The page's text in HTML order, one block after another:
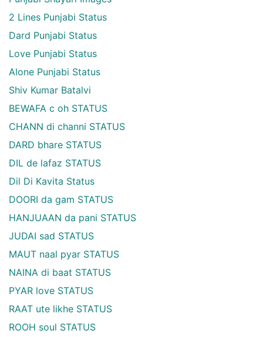
2 Lines Punjabi Status
Dard Punjabi Status
Love Punjabi Status
Alone Punjabi Status
Shiv Kumar Batalvi
BEWAFA c oh STATUS
CHANN di channi STATUS
DARD bhare STATUS
DIL de lafaz STATUS
Dil Di Kavita Status
DOORI da gam STATUS
HANJUAAN da pani STATUS
JUDAI sad STATUS
MAUT naal pyar STATUS
NAINA di baat STATUS
PYAR love STATUS
RAAT ute likhe STATUS
ROOH soul STATUS